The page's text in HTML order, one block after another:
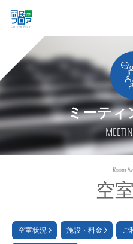
ミーティ
空
Room
空室状況 施設・料金 ご